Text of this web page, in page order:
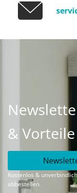
&
Kostenlos &
abbestellen.